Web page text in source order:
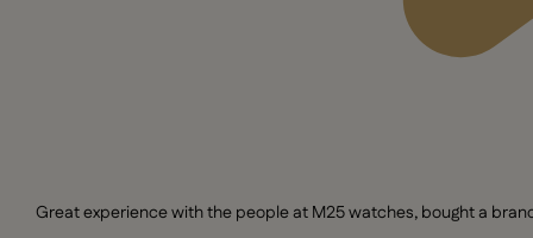
Great experience with the people at M25 watches, bought a